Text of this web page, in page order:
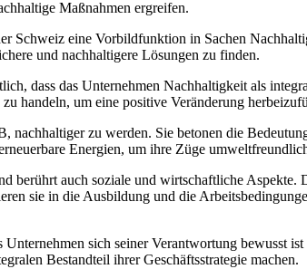
Maßnahmen ergreifen.
Schweiz eine Vorbildfunktion in Sachen
und nachhaltigere Lösungen zu finden.
dass das Unternehmen Nachhaltigkeit als
handeln, um eine positive Veränderung
nachhaltiger zu werden. Sie betonen die
Energien, um ihre Züge
auch soziale und wirtschaftliche Aspekte.
sie in die Ausbildung und die
sich seiner Verantwortung bewusst
Bestandteil ihrer Geschäftsstrategie machen.